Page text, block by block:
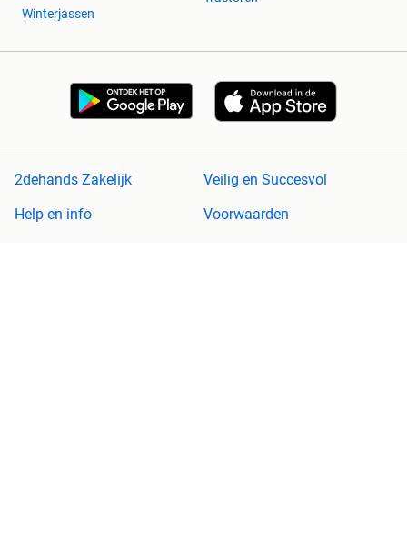
Winterjassen
2dehands Zakelijk
Veilig en Succesvol
Help en info
Voorwaarden